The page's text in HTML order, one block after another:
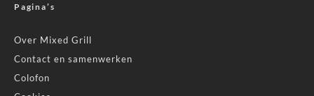
Pagina’s
Over Mixed Grill
Contact en samenwerken
Colofon